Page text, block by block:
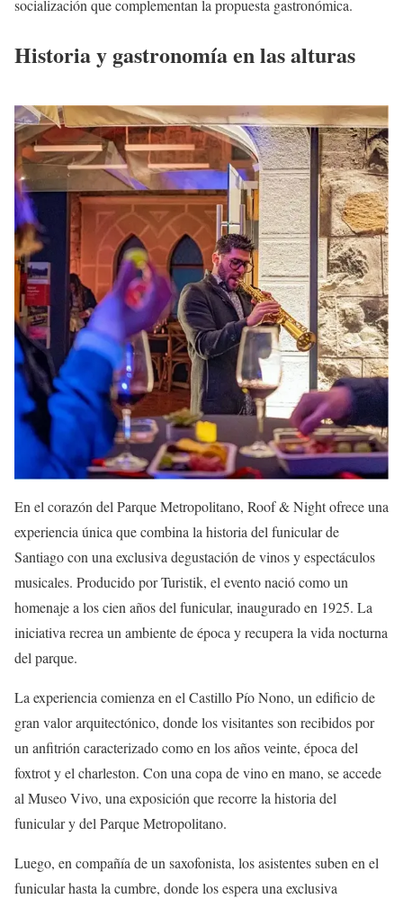
socialización que complementan la propuesta gastronómica.
Historia y gastronomía en las alturas
En el corazón del Parque Metropolitano, Roof & Night ofrece una
experiencia única que combina la historia del funicular de
Santiago con una exclusiva degustación de vinos y espectáculos
musicales. Producido por Turistik, el evento nació como un
homenaje a los cien años del funicular, inaugurado en 1925. La
iniciativa recrea un ambiente de época y recupera la vida nocturna
del parque.
La experiencia comienza en el Castillo Pío Nono, un edificio de
gran valor arquitectónico, donde los visitantes son recibidos por
un anfitrión caracterizado como en los años veinte, época del
foxtrot y el charleston. Con una copa de vino en mano, se accede
al Museo Vivo, una exposición que recorre la historia del
funicular y del Parque Metropolitano.
Luego, en compañía de un saxofonista, los asistentes suben en el
funicular hasta la cumbre, donde los espera una exclusiva